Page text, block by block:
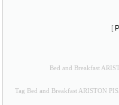
[
Bed and Breakfast
Tag Bed and Breakfast ARISTON